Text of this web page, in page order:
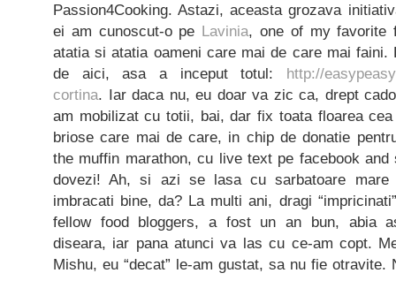
Passion4Cooking. Astazi, aceasta grozava
ei am cunoscut-o pe Lavinia, one of my favorite
atatia si atatia oameni care mai de care mai
de aici, asa a inceput totul: http://
cortina. Iar daca nu, eu doar va zic ca, drept
am mobilizat cu totii, bai, dar fix toata floarea
briose care mai de care, in chip de donatie
the muffin marathon, cu live text pe facebook
dovezi! Ah, si azi se lasa cu sarbatoare
imbracati bine, da? La multi ani, dragi
fellow food bloggers, a fost un an bun, abia
diseara, iar pana atunci va las cu ce-am copt.
Mishu, eu “decat” le-am gustat, sa nu fie otravite.